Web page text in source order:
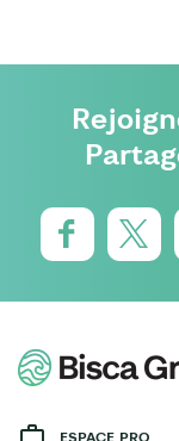
ESPACE PRO